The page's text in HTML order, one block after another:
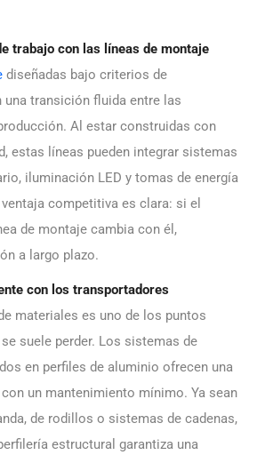
trabajo con las líneas de montaje
diseñadas bajo criterios de
una transición fluida entre las
Al estar construidas con
estas líneas pueden integrar sistemas
iluminación LED y tomas de energía
competitiva es clara: si el
de montaje cambia con él,
a largo plazo.
con los transportadores
materiales es uno de los puntos
suele perder. Los sistemas de
en perfiles de aluminio ofrecen una
un mantenimiento mínimo. Ya sean
de rodillos o sistemas de cadenas,
estructural garantiza una